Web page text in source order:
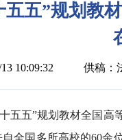
五五”规划教
10:09:32 供稿：
五五”规划教材全国
全国多所高校的60